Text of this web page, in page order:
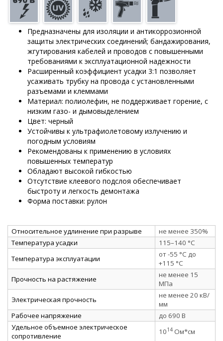
Предназначены для изоляции и антикоррозионной
защиты электрических соединений; бандажирования,
жгутирования кабелей и проводов с повышенными
требованиями к эксплуатационной надежности
Расширенный коэффициент усадки 3:1 позволяет
усаживать трубку на провода с установленными
разъемами и клеммами
Материал: полиолефин, не поддерживает горение, с
низким газо- и дымовыделением
Цвет: черный
Устойчивы к ультрафиолетовому излучению и
погодным условиям
Рекомендованы к применению в условиях
повышенных температур
Обладают высокой гибкостью
Отсутствие клеевого подслоя обеспечивает
быстроту и легкость демонтажа
Форма поставки: рулон
Относительное удлинение при разрыве
не менее 350%
Температура усадки
115–140 °C
Температура эксплуатации
от -55 °C до
+115 °C
Прочность на растяжение
не менее 15
МПа
Электрическая прочность
не менее 20 кВ/
мм
Рабочее напряжение
до 690 В
Удельное объемное электрическое
сопротивление
1014 Ом*см